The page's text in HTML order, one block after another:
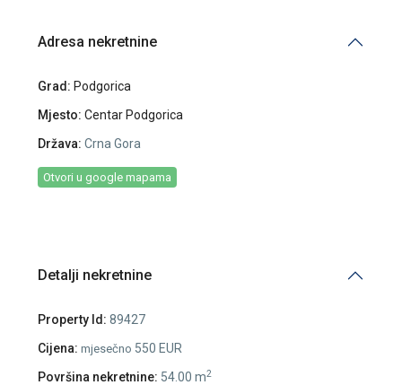
Adresa nekretnine
Grad: Podgorica
Mjesto: Centar Podgorica
Država: Crna Gora
Otvori u google mapama
Detalji nekretnine
Property Id: 89427
Cijena: mjesečno 550 EUR
Površina nekretnine: 54.00 m2